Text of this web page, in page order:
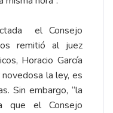
el Consejo
remitió al juez
Horacio García
la ley, es
Sin embargo, “la
que el Consejo